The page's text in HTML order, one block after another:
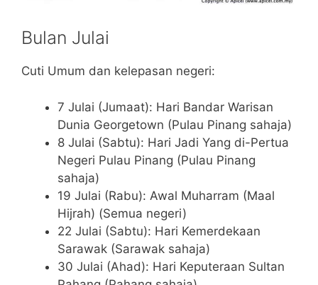
Bulan Julai
Cuti Umum dan kelepasan negeri:
7 Julai (Jumaat): Hari Bandar Warisan
Dunia Georgetown (Pulau Pinang sahaja)
8 Julai (Sabtu): Hari Jadi Yang di-Pertua
Negeri Pulau Pinang (Pulau Pinang
sahaja)
19 Julai (Rabu): Awal Muharram (Maal
Hijrah) (Semua negeri)
22 Julai (Sabtu): Hari Kemerdekaan
Sarawak (Sarawak sahaja)
30 Julai (Ahad): Hari Keputeraan Sultan